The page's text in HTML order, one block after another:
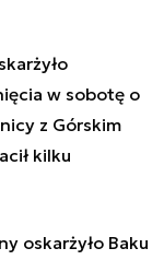
w sobotę o
z Górskim
kilku
oskarżyło Baku